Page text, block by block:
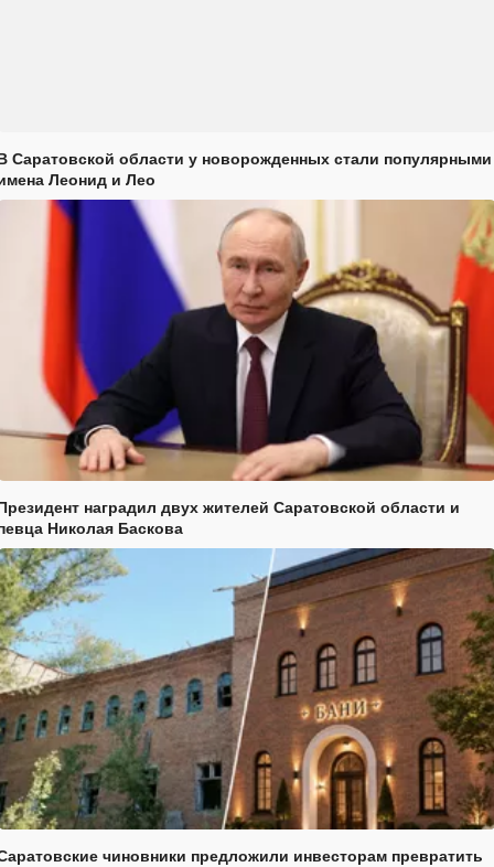
Саратовской области у новорожденных стали популярными
Леонид и Лео
наградил двух жителей Саратовской области и
Николая Баскова
чиновники предложили инвесторам превратить